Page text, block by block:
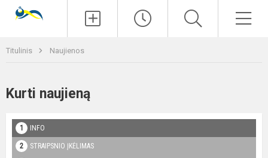
Titulinis Naujienos
Kurti naujieną
INFO
STRAIPSNIO ĮKĖLIMAS